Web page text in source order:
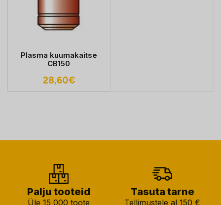
Plasma kuumakaitse
CB150
28,60€
Palju tooteid
Üle 15 000 toote
Tasuta tarne
Tellimustele al 150 €